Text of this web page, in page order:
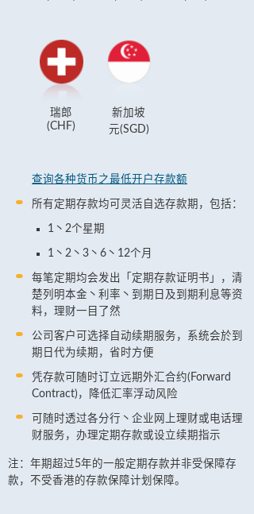
瑞郎
(CHF)
新加坡
元(SGD)
查询各种货币之最低开户存款额
所有定期存款均可灵活自选存款期，包括：
1丶2个星期
1丶2丶3丶6丶12个月
每笔定期均会发出「定期存款证明书」，清
楚列明本金丶利率丶到期日及到期利息等资
料，理财一目了然
公司客户可选择自动续期服务，系统会於到
期日代为续期，省时方便
凭存款可随时订立远期外汇合约(Forward
Contract)，降低汇率浮动风险
可随时透过各分行丶企业网上理财或电话理
财服务，办理定期存款或设立续期指示
注：年期超过5年的一般定期存款并非受保障存
款，不受香港的存款保障计划保障。